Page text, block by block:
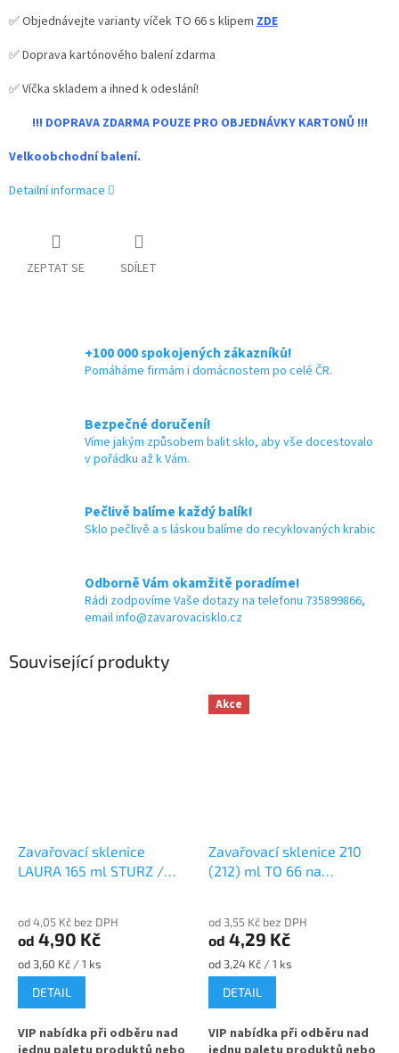
✅ Objednávejte varianty víček TO 66 s klipem ZDE
✅ Doprava kartónového balení zdarma
✅ Víčka skladem a ihned k odeslání!
!!! DOPRAVA ZDARMA POUZE PRO OBJEDNÁVKY KARTONŮ !!!
Velkoobchodní balení.
Detailní informace
ZEPTAT SE SDÍLET
+100 000 spokojených zákazníků!
Pomáháme firmám i domácnostem po celé ČR.
Bezpečné doručení!
Víme jakým způsobem balit sklo, aby vše docestovalo
v pořádku až k Vám.
Pečlivě balíme každý balík!
Sklo pečlivě a s láskou balíme do recyklovaných krabic
Odborně Vám okamžitě poradíme!
Rádi zodpovíme Vaše dotazy na telefonu 735899866,
email info@zavarovacisklo.cz
Související produkty
Zavařovací sklenice
LAURA 165 ml STURZ /
od 4,05 Kč bez DPH
od 4,90 Kč
Měrná
cena:
od 3,60 Kč / 1 ks
DETAIL
VIP nabídka při odběru nad
Akce
Zavařovací sklenice 210
(212) ml TO 66 na
od 3,55 Kč bez DPH
od 4,29 Kč
Měrná
cena:
od 3,24 Kč / 1 ks
DETAIL
VIP nabídka při odběru nad